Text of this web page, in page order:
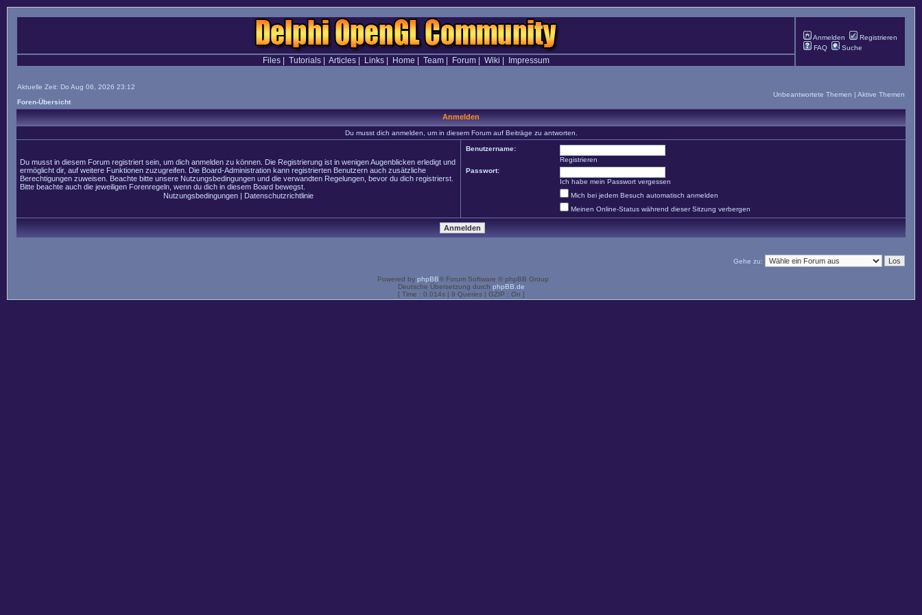
Anmelden
Registrieren
FAQ
Suche
Files| Tutorials| Articles| Links| Home Team| Forum| Wiki Impressum
Aktuelle Zeit: Do Aug 06, 2026 23:12
Foren-Übersicht
Unbeantwortete Themen | Aktive Themen
Anmelden
Du musst dich anmelden, um in diesem Forum auf Beiträge zu antworten.
Du musst in diesem Forum registriert sein, um dich anmelden zu können. Die Registrierung ist in wenigen Augenblicken erledigt und
ermöglicht dir, auf weitere Funktionen zuzugreifen. Die Board-Administration kann registrierten Benutzern auch zusätzliche
Berechtigungen zuweisen. Beachte bitte unsere Nutzungsbedingungen und die verwandten Regelungen, bevor du dich registrierst.
Bitte beachte auch die jeweiligen Forenregeln, wenn du dich in diesem Board bewegst.
Nutzungsbedingungen | Datenschutzrichtlinie
Benutzername:
Registrieren
Passwort:
Ich habe mein Passwort vergessen
Mich bei jedem Besuch automatisch anmelden
Meinen Online-Status während dieser Sitzung verbergen
Gehe zu:
Powered by phpBB® Forum Software © phpBB Group
Deutsche Übersetzung durch phpBB.de
[ Time : 0.014s | 9 Queries | GZIP : On ]